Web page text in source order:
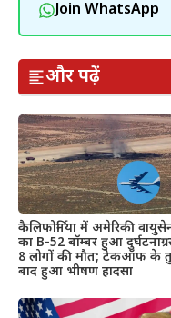
Join WhatsApp
और पढ़ें
कैलिफोर्निया में अमेरिकी
का B-52 बॉम्बर हुआ
8 लोगों की मौत; टेकऑफ के
बाद हुआ भीषण हादसा